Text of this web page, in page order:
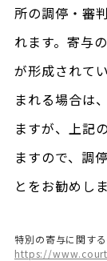
所の調停・審
れます。寄与
が形成されて
まれる場合は
ますが、上記
ますので、調
とをお勧めしま
特別の寄与に関す
https://